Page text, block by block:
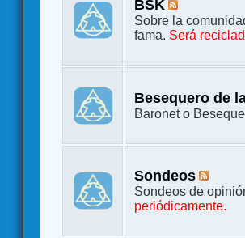
BSK
Sobre la
fama. Será
Besequero de
Baronet o
Sondeos
Sondeos de
periódicamente.